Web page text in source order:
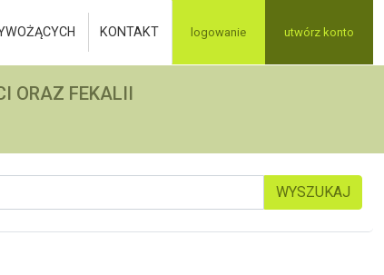
KONTAKT logowanie utwórz konto
ORAZ FEKALII
WYSZUKAJ